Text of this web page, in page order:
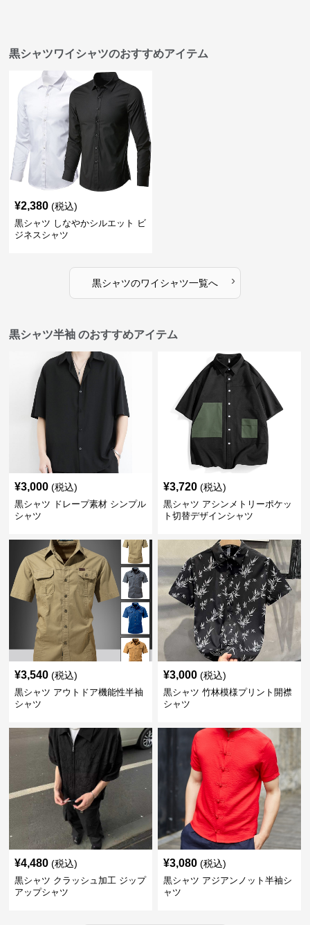
黒シャツワイシャツのおすすめアイテム
¥2,380 (税込)
黒シャツ しなやかシルエット ビ
ジネスシャツ
黒シャツのワイシャツ一覧へ ›
黒シャツ半袖 のおすすめアイテム
¥3,000 (税込)
黒シャツ ドレープ素材 シンプル
シャツ
¥3,720 (税込)
黒シャツ アシンメトリーポケッ
ト切替デザインシャツ
¥3,540 (税込)
黒シャツ アウトドア機能性半袖
シャツ
¥3,000 (税込)
黒シャツ 竹林模様プリント開襟
シャツ
¥4,480 (税込)
黒シャツ クラッシュ加工 ジップ
アップシャツ
¥3,080 (税込)
黒シャツ アジアンノット半袖シ
ャツ